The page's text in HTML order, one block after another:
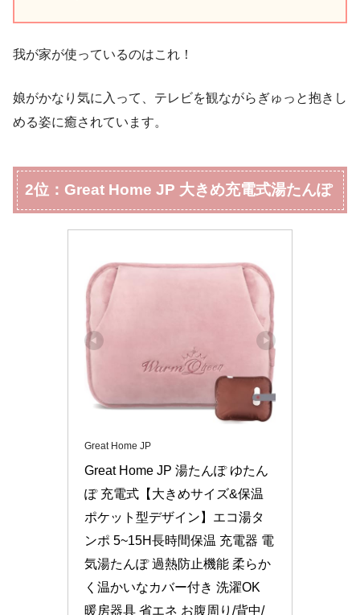
我が家が使っているのはこれ！
娘がかなり気に入って、テレビを観ながらぎゅっと抱きし
める姿に癒されています。
2位：Great Home JP 大きめ充電式湯たんぽ
Great Home JP
Great Home JP 湯たんぽ ゆたん
ぽ 充電式【大きめサイズ&保温
ポケット型デザイン】エコ湯タ
ンポ 5~15H長時間保温 充電器 電
気湯たんぽ 過熱防止機能 柔らか
く温かいなカバー付き 洗濯OK
暖房器具 省エネ お腹周り/背中/